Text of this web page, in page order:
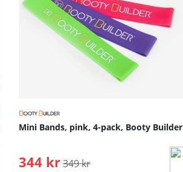
Mini Bands, pink, 4-pack, Booty Builder
344 kr Ordinarie pris:
349 kr